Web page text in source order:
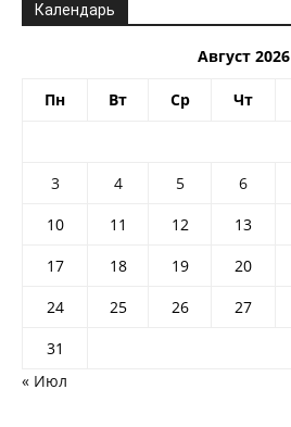
Календарь
Август 2026
Пн Вт Ср Чт
3
4 5 6
10
11 12 13
17
18 19 20
24
25 26 27
31
« Июл